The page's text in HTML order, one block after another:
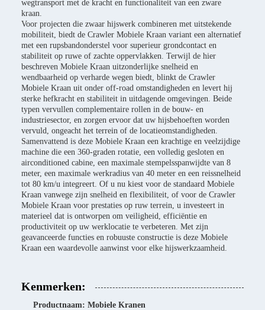
wegtransport met de kracht en functionaliteit van een zware
kraan.
Voor projecten die zwaar hijswerk combineren met uitstekende
mobiliteit, biedt de Crawler Mobiele Kraan variant een alternatief
met een rupsbandonderstel voor superieur grondcontact en
stabiliteit op ruwe of zachte oppervlakken. Terwijl de hier
beschreven Mobiele Kraan uitzonderlijke snelheid en
wendbaarheid op verharde wegen biedt, blinkt de Crawler
Mobiele Kraan uit onder off-road omstandigheden en levert hij
sterke hefkracht en stabiliteit in uitdagende omgevingen. Beide
typen vervullen complementaire rollen in de bouw- en
industriesector, en zorgen ervoor dat uw hijsbehoeften worden
vervuld, ongeacht het terrein of de locatieomstandigheden.
Samenvattend is deze Mobiele Kraan een krachtige en veelzijdige
machine die een 360-graden rotatie, een volledig gesloten en
airconditioned cabine, een maximale stempelsspanwijdte van 8
meter, een maximale werkradius van 40 meter en een reissnelheid
tot 80 km/u integreert. Of u nu kiest voor de standaard Mobiele
Kraan vanwege zijn snelheid en flexibiliteit, of voor de Crawler
Mobiele Kraan voor prestaties op ruw terrein, u investeert in
materieel dat is ontworpen om veiligheid, efficiëntie en
productiviteit op uw werklocatie te verbeteren. Met zijn
geavanceerde functies en robuuste constructie is deze Mobiele
Kraan een waardevolle aanwinst voor elke hijswerkzaamheid.
Kenmerken:
Productnaam: Mobiele Kranen